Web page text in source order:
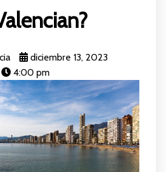
diciembre 13, 2023
4:00 pm